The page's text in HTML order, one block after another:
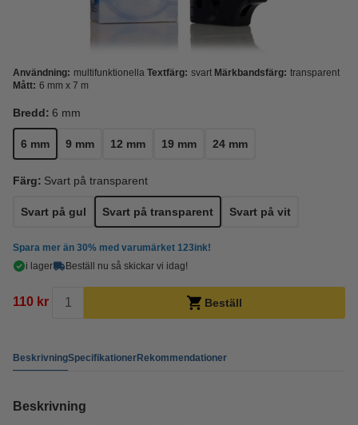
Användning: multifunktionella Textfärg: svart Märkbandsfärg: transparent
Mått: 6 mm x 7 m
Bredd: 6 mm
6 mm 9 mm 12 mm 19 mm 24 mm
Färg: Svart på transparent
Svart på gul Svart på transparent Svart på vit
Spara mer än 30% med varumärket 123ink!
i lager
Beställ nu så skickar vi idag!
110 kr Beställ
BeskrivningSpecifikationerRekommendationer
Beskrivning